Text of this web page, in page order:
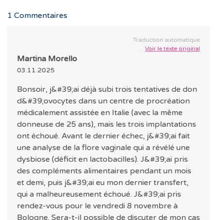
1 Commentaires
Traduction automatique
Voir le texte original
Martina Morello
03.11.2025
Bonsoir, j&#39;ai déjà subi trois tentatives de don
d&#39;ovocytes dans un centre de procréation
médicalement assistée en Italie (avec la même
donneuse de 25 ans), mais les trois implantations
ont échoué. Avant le dernier échec, j&#39;ai fait
une analyse de la flore vaginale qui a révélé une
dysbiose (déficit en lactobacilles). J&#39;ai pris
des compléments alimentaires pendant un mois
et demi, puis j&#39;ai eu mon dernier transfert,
qui a malheureusement échoué. J&#39;ai pris
rendez-vous pour le vendredi 8 novembre à
Bologne. Sera-t-il possible de discuter de mon cas